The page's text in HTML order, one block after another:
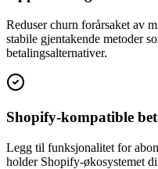
Reduser churn forårsaket av
stabile gjentakende metoder
betalingsalternativer.
Shopify-kompatible
Legg til funksjonalitet for
holder Shopify-økosystemet